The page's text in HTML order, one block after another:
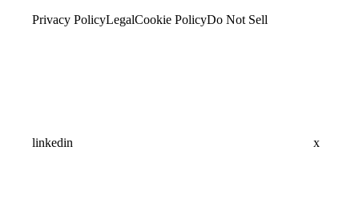
Privacy PolicyLegalCookie PolicyDo Not Sell
linkedin x